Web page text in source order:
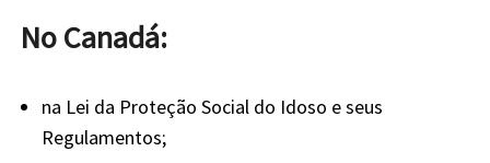
No Canadá:
na Lei da Proteção Social do Idoso e seus
Regulamentos;